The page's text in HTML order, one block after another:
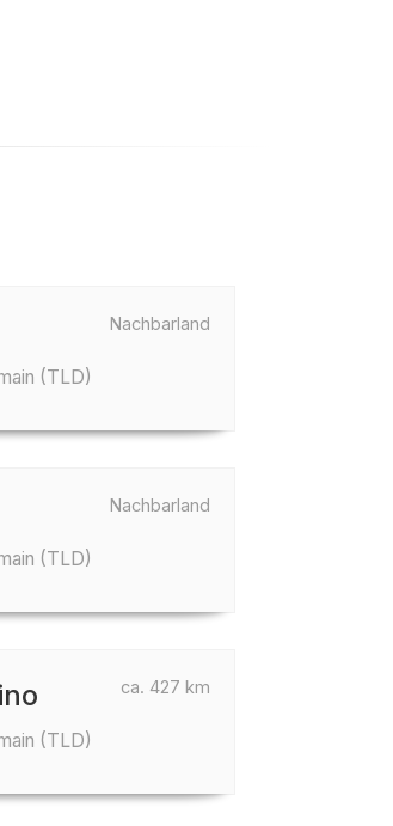
Nachbarland
(TLD)
Nachbarland
(TLD)
ca. 427 km
(TLD)